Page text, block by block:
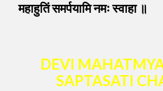
महाहुतिं समर्पयामि नमः स्वाहा ॥
DEVI
SAPTASATI